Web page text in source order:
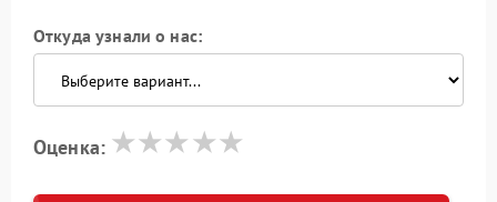
Откуда узнали о нас:
Оценка: